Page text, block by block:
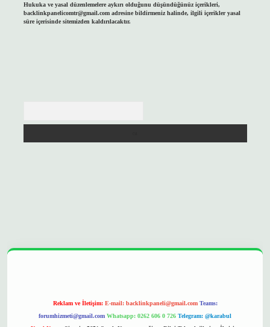
Hukuka ve yasal düzenlemelere aykırı olduğunu düşündüğünüz içerikleri,
backlinkpanelicomtr@gmail.comadresine bildirmeniz halinde, ilgili içerikler yasal
süre içerisinde sitemizden kaldırılacaktır.
Reklam ve İletişim: E-mail: backlinkpaneli@gmail.com Teams:
forumhizmeti@gmail.com Whatsapp: 0262 606 0 726 Telegram: @karabul